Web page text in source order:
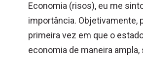
Economia (risos), eu me
importância. Objetivamente,
primeira vez em que o
economia de maneira